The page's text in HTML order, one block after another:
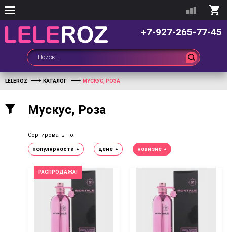
+7-927-265-77-45
LELEROZ КАТАЛОГ МУСКУС, РОЗА
Мускус, Роза
Сортировать по:
популярности цене новизне
РАСПРОДАЖА!